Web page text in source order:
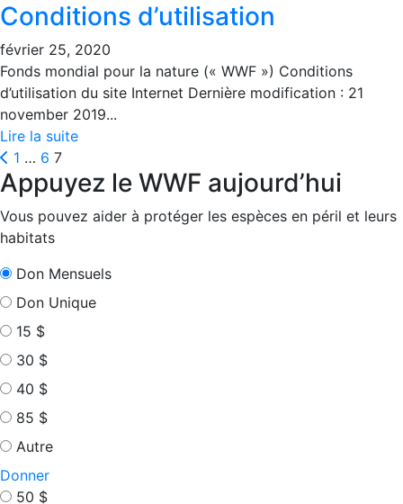
Conditions d’utilisation
février 25, 2020
Fonds mondial pour la nature (« WWF ») Conditions
d’utilisation du site Internet Dernière modification : 21
november 2019...
Lire la suite
Posts
pagination
Prev
1 … 6 7
Appuyez le WWF aujourd’hui
Vous pouvez aider à protéger les espèces en péril et leurs
habitats
Don Mensuels
Don Unique
15 $
30 $
40 $
85 $
Autre
Donner
50 $